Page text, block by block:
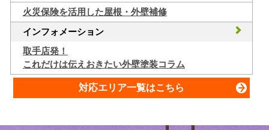
火災保険を活用した屋根・外壁補修
インフォメーション
取手店発！
これだけは伝えおきたい外壁塗装コラム
対応エリア一覧はこちら